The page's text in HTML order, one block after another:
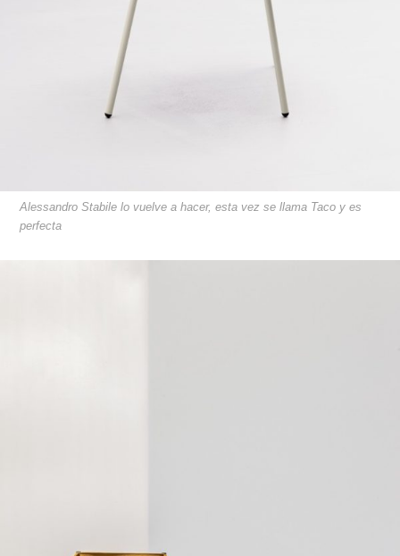
Alessandro Stabile lo vuelve a hacer, esta vez se llama Taco y es
perfecta